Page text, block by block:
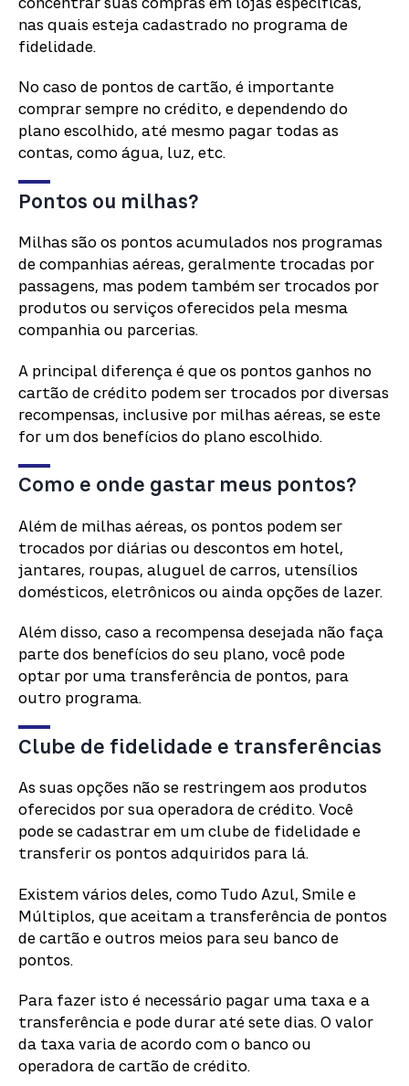
nas quais esteja cadastrado no programa de
fidelidade.
No caso de pontos de cartão, é importante
comprar sempre no crédito, e dependendo do
plano escolhido, até mesmo pagar todas as
contas, como água, luz, etc.
Pontos ou milhas?
Milhas são os pontos acumulados nos programas
de companhias aéreas, geralmente trocadas por
passagens, mas podem também ser trocados por
produtos ou serviços oferecidos pela mesma
companhia ou parcerias.
A principal diferença é que os pontos ganhos no
cartão de crédito podem ser trocados por diversas
recompensas, inclusive por milhas aéreas, se este
for um dos benefícios do plano escolhido.
Como e onde gastar meus pontos?
Além de milhas aéreas, os pontos podem ser
trocados por diárias ou descontos em hotel,
jantares, roupas, aluguel de carros, utensílios
domésticos, eletrônicos ou ainda opções de lazer.
Além disso, caso a recompensa desejada não faça
parte dos benefícios do seu plano, você pode
optar por uma transferência de pontos, para
outro programa.
Clube de fidelidade e transferências
As suas opções não se restringem aos produtos
oferecidos por sua operadora de crédito. Você
pode se cadastrar em um clube de fidelidade e
transferir os pontos adquiridos para lá.
Existem vários deles, como Tudo Azul, Smile e
Múltiplos, que aceitam a transferência de pontos
de cartão e outros meios para seu banco de
pontos.
Para fazer isto é necessário pagar uma taxa e a
transferência e pode durar até sete dias. O valor
da taxa varia de acordo com o banco ou
operadora de cartão de crédito.